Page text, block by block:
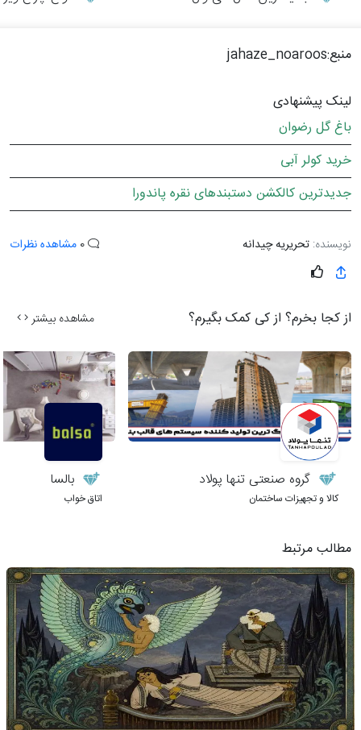
منبع:jahaze_noaroos
لینک پیشنهادی
باغ گل رضوان
خرید کولر آبی
جدیدترین کالکشن دستبندهای نقره پاندورا
نویسنده: تحریریه چیدانه مشاهده نظرات
از کجا بخرم؟ از کی کمک بگیرم؟ مشاهده بیشتر
گروه صنعتی تنها پولاد
کالا و تجهیزات ساختمان
بالسا
اتاق خواب
مطالب مرتبط